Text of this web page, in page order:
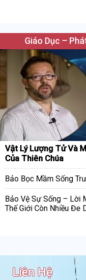
Giáo Dục –
Vật Lý Lượng Tử Và
Của Thiên Chúa
Bảo Bọc Mầm Sống
Bảo Vệ Sự Sống – Lời
Thế Giới Còn Nhiều Đe
Liên Hệ